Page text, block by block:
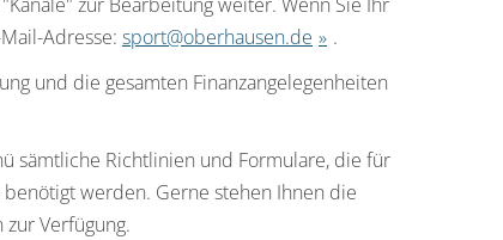
Adresse: sport@oberhausen.de
.
und die gesamten Finanzangelegenheiten
sämtliche Richtlinien und Formulare, die für
werden. Gerne stehen Ihnen die
Verfügung.